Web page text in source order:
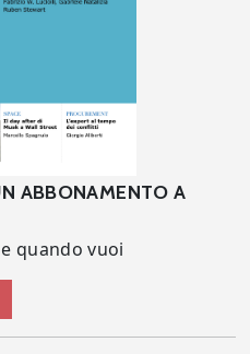
ABBONAMENTO A
quando vuoi